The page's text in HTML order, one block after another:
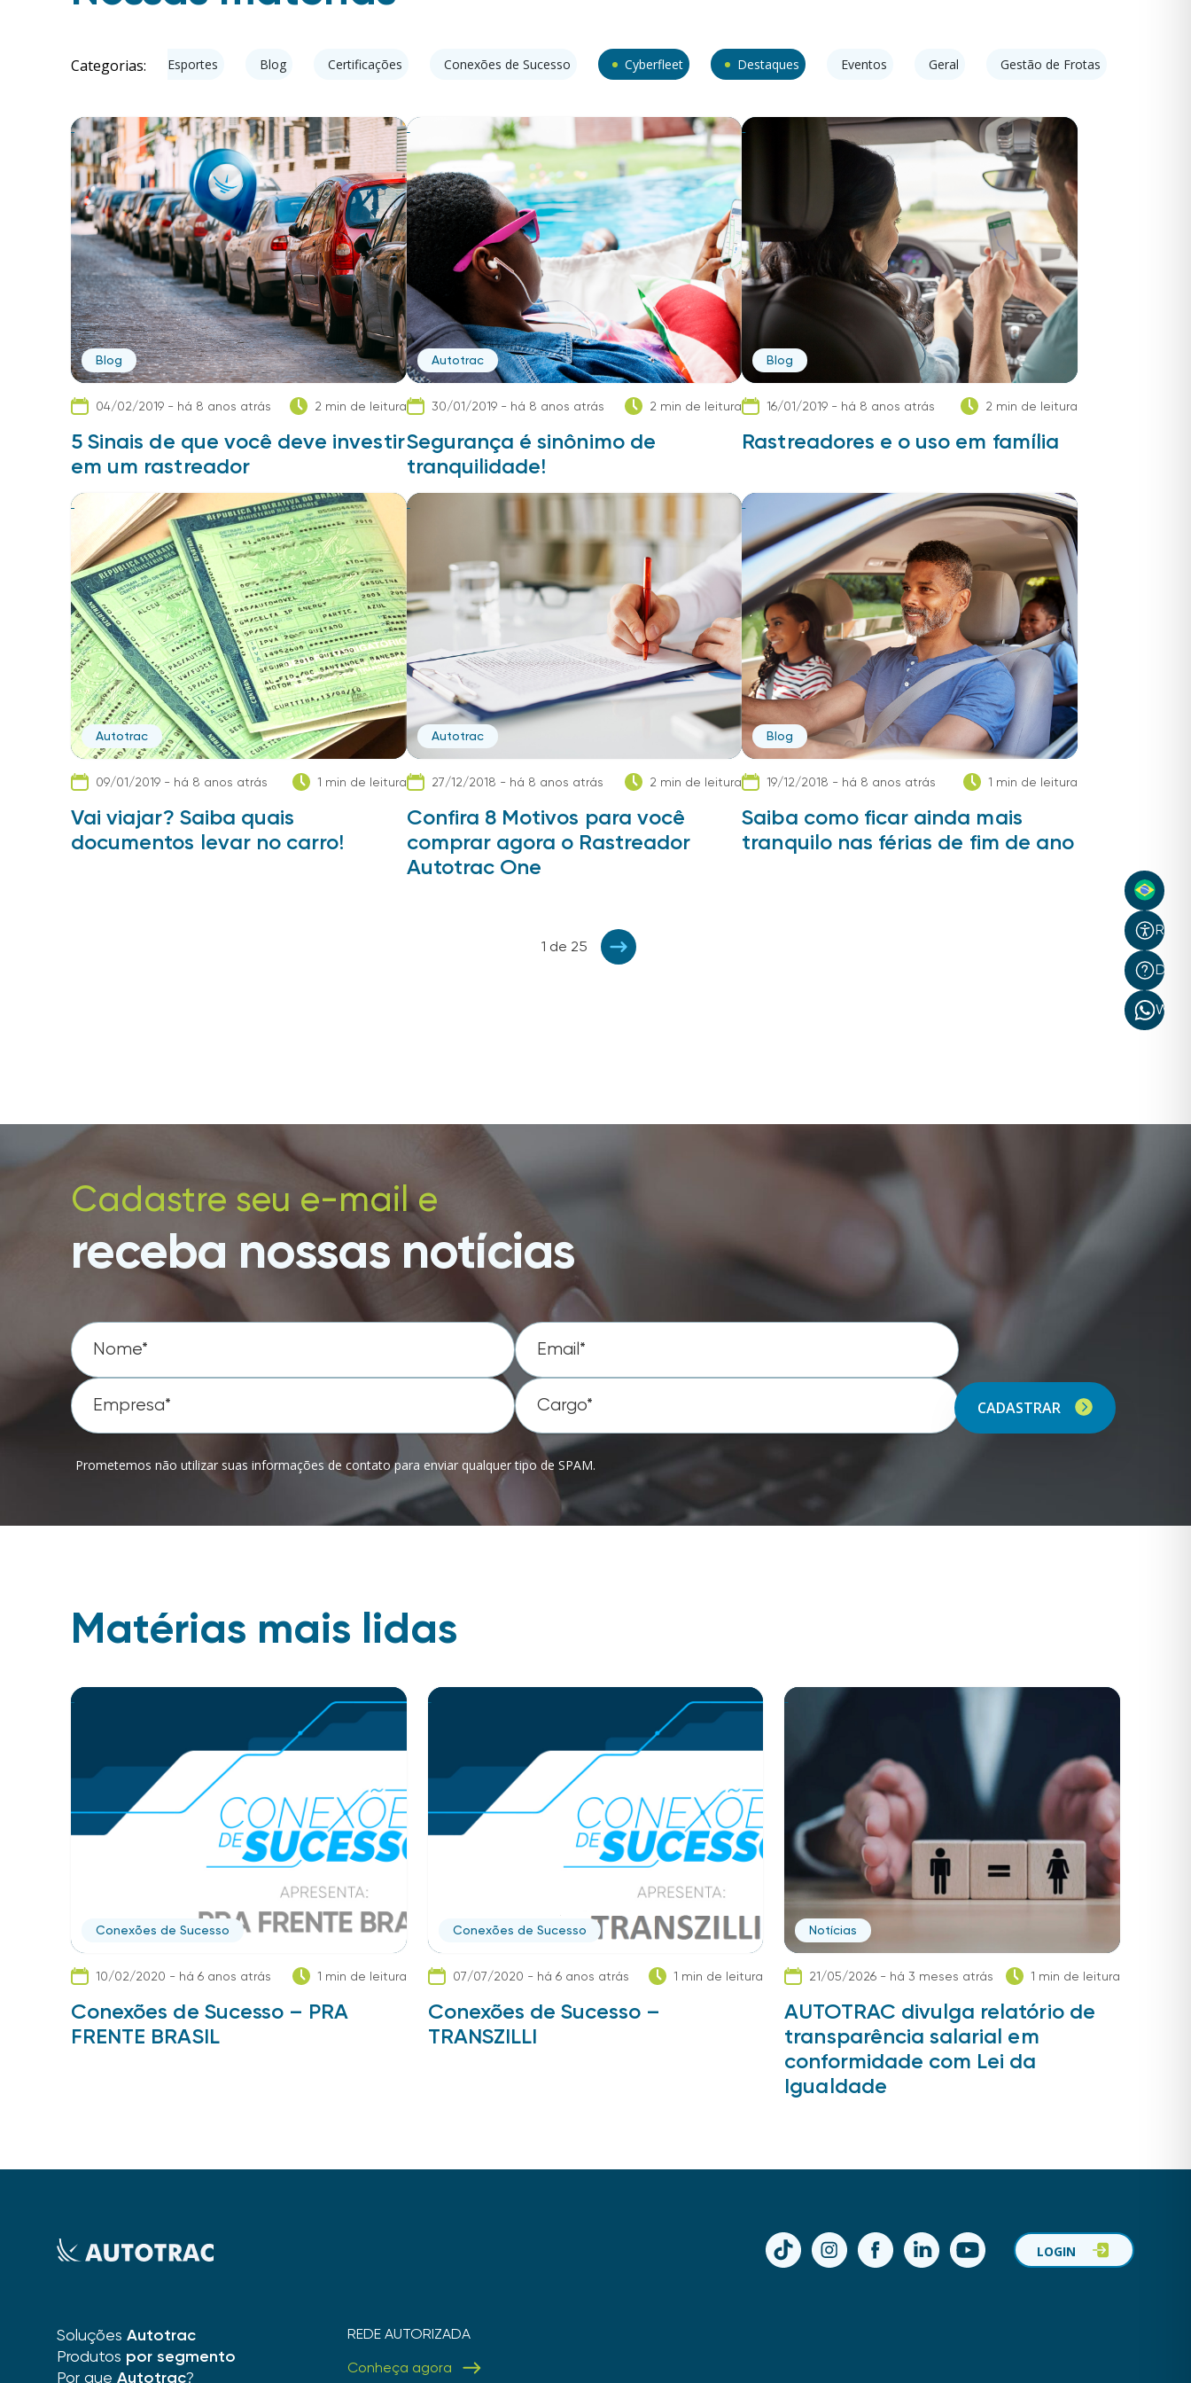
Categorias:
Autotrac nos Esportes Blog Certificações Conexões de Sucesso Cyberfleet Destaques Eventos Geral Gestão de Frotas
Blog
04/02/2019 - há 8 anos atrás 2 min de leitura
5 Sinais de que você deve investir
em um rastreador
Autotrac
30/01/2019 - há 8 anos atrás 2 min de leitura
Segurança é sinônimo de
tranquilidade!
Blog
16/01/2019 - há 8 anos atrás 2 min de leitura
Rastreadores e o uso em família
Autotrac
09/01/2019 - há 8 anos atrás 1 min de leitura
Vai viajar? Saiba quais
documentos levar no carro!
Autotrac
27/12/2018 - há 8 anos atrás 2 min de leitura
Confira 8 Motivos para você
comprar agora o Rastreador
Autotrac One
Blog
19/12/2018 - há 8 anos atrás 1 min de leitura
Saiba como ficar ainda mais
tranquilo nas férias de fim de ano
1 de 25
Cadastre seu e-mail e
receba nossas notícias
CADASTRAR
Prometemos não utilizar suas informações de contato para enviar qualquer tipo de SPAM.
Matérias mais lidas
Conexões de Sucesso
10/02/2020 - há 6 anos atrás 1 min de leitura
Conexões de Sucesso – PRA
FRENTE BRASIL
Conexões de Sucesso
07/07/2020 - há 6 anos atrás 1 min de leitura
Conexões de Sucesso –
TRANSZILLI
Notícias
21/05/2026 - há 3 meses atrás 1 min de leitura
AUTOTRAC divulga relatório de
transparência salarial em
conformidade com Lei da
Igualdade
TikTok InstagramFacebookLinkedInYouTube
LOGIN
Soluções Autotrac
Produtos por segmento
Por que Autotrac?
REDE AUTORIZADA
Conheça agora